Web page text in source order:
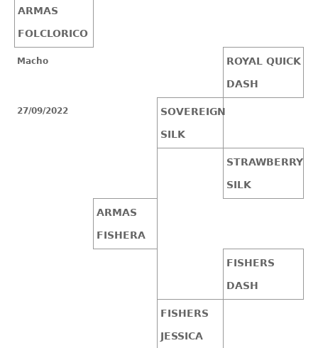
ARMAS
FOLCLORICO
Macho
ROYAL QUICK
DASH
27/09/2022
SOVEREIGN
SILK
STRAWBERRY
SILK
ARMAS
FISHERA
FISHERS
DASH
FISHERS
JESSICA